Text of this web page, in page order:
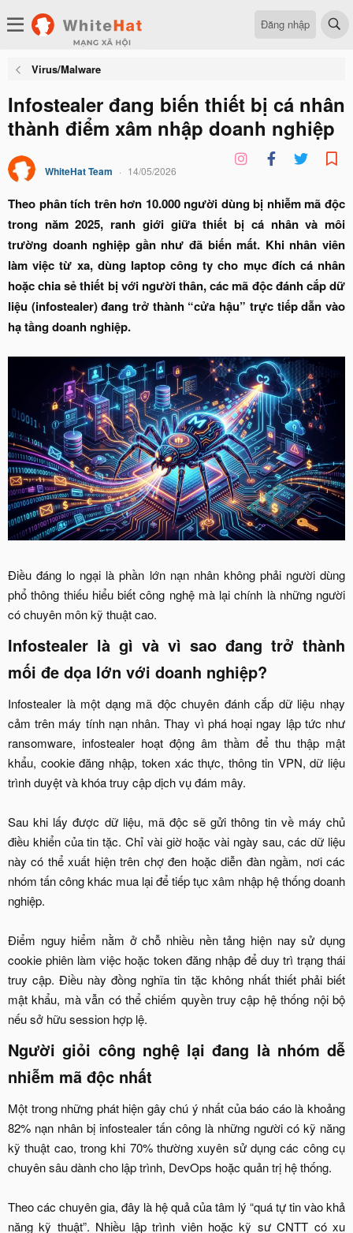
Đăng nhập
Virus/Malware
Infostealer đang biến thiết bị cá nhân
thành điểm xâm nhập doanh nghiệp
WhiteHat Team 14/05/2026
Theo phân tích trên hơn 10.000 người dùng bị nhiễm mã độc
trong năm 2025, ranh giới giữa thiết bị cá nhân và môi
trường doanh nghiệp gần như đã biến mất. Khi nhân viên
làm việc từ xa, dùng laptop công ty cho mục đích cá nhân
hoặc chia sẻ thiết bị với người thân, các mã độc đánh cắp dữ
liệu (infostealer) đang trở thành “cửa hậu” trực tiếp dẫn vào
hạ tầng doanh nghiệp.
Điều đáng lo ngại là phần lớn nạn nhân không phải người dùng
phổ thông thiếu hiểu biết công nghệ mà lại chính là những người
có chuyên môn kỹ thuật cao.​
Infostealer là gì và vì sao đang trở thành
mối đe dọa lớn với doanh nghiệp?​
Infostealer là một dạng mã độc chuyên đánh cắp dữ liệu nhạy
cảm trên máy tính nạn nhân. Thay vì phá hoại ngay lập tức như
ransomware, infostealer hoạt động âm thầm để thu thập mật
khẩu, cookie đăng nhập, token xác thực, thông tin VPN, dữ liệu
trình duyệt và khóa truy cập dịch vụ đám mây.
Sau khi lấy được dữ liệu, mã độc sẽ gửi thông tin về máy chủ
điều khiển của tin tặc. Chỉ vài giờ hoặc vài ngày sau, các dữ liệu
này có thể xuất hiện trên chợ đen hoặc diễn đàn ngầm, nơi các
nhóm tấn công khác mua lại để tiếp tục xâm nhập hệ thống doanh
nghiệp.
Điểm nguy hiểm nằm ở chỗ nhiều nền tảng hiện nay sử dụng
cookie phiên làm việc hoặc token đăng nhập để duy trì trạng thái
truy cập. Điều này đồng nghĩa tin tặc không nhất thiết phải biết
mật khẩu, mà vẫn có thể chiếm quyền truy cập hệ thống nội bộ
nếu sở hữu session hợp lệ.​
Người giỏi công nghệ lại đang là nhóm dễ
nhiễm mã độc nhất​
Một trong những phát hiện gây chú ý nhất của báo cáo là khoảng
82% nạn nhân bị infostealer tấn công là những người có kỹ năng
kỹ thuật cao, trong khi 70% thường xuyên sử dụng các công cụ
chuyên sâu dành cho lập trình, DevOps hoặc quản trị hệ thống.
Theo các chuyên gia, đây là hệ quả của tâm lý “quá tự tin vào khả
năng kỹ thuật”. Nhiều lập trình viên hoặc kỹ sư CNTT có xu